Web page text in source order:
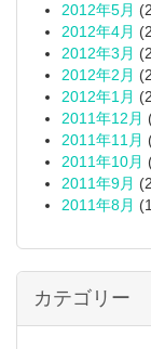
2012年5月
2012年4月
2012年3月
2012年2月
2012年1月
2011年12月
2011年11月
2011年10月
2011年9月
2011年8月
カテゴリー